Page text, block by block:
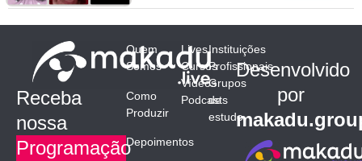
Receba
nossa
Programação
Quem
Somos
Como
Produzir
Depoimentos
Lives
Cursos
Vídeos
Podcasts
Instituições
Profissionais
Grupos
de
estudo
Desenvolvido
por